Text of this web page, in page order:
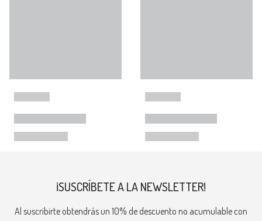
¡SUSCRÍBETE A LA NEWSLETTER!
Al suscribirte obtendrás un 10% de descuento no acumulable con